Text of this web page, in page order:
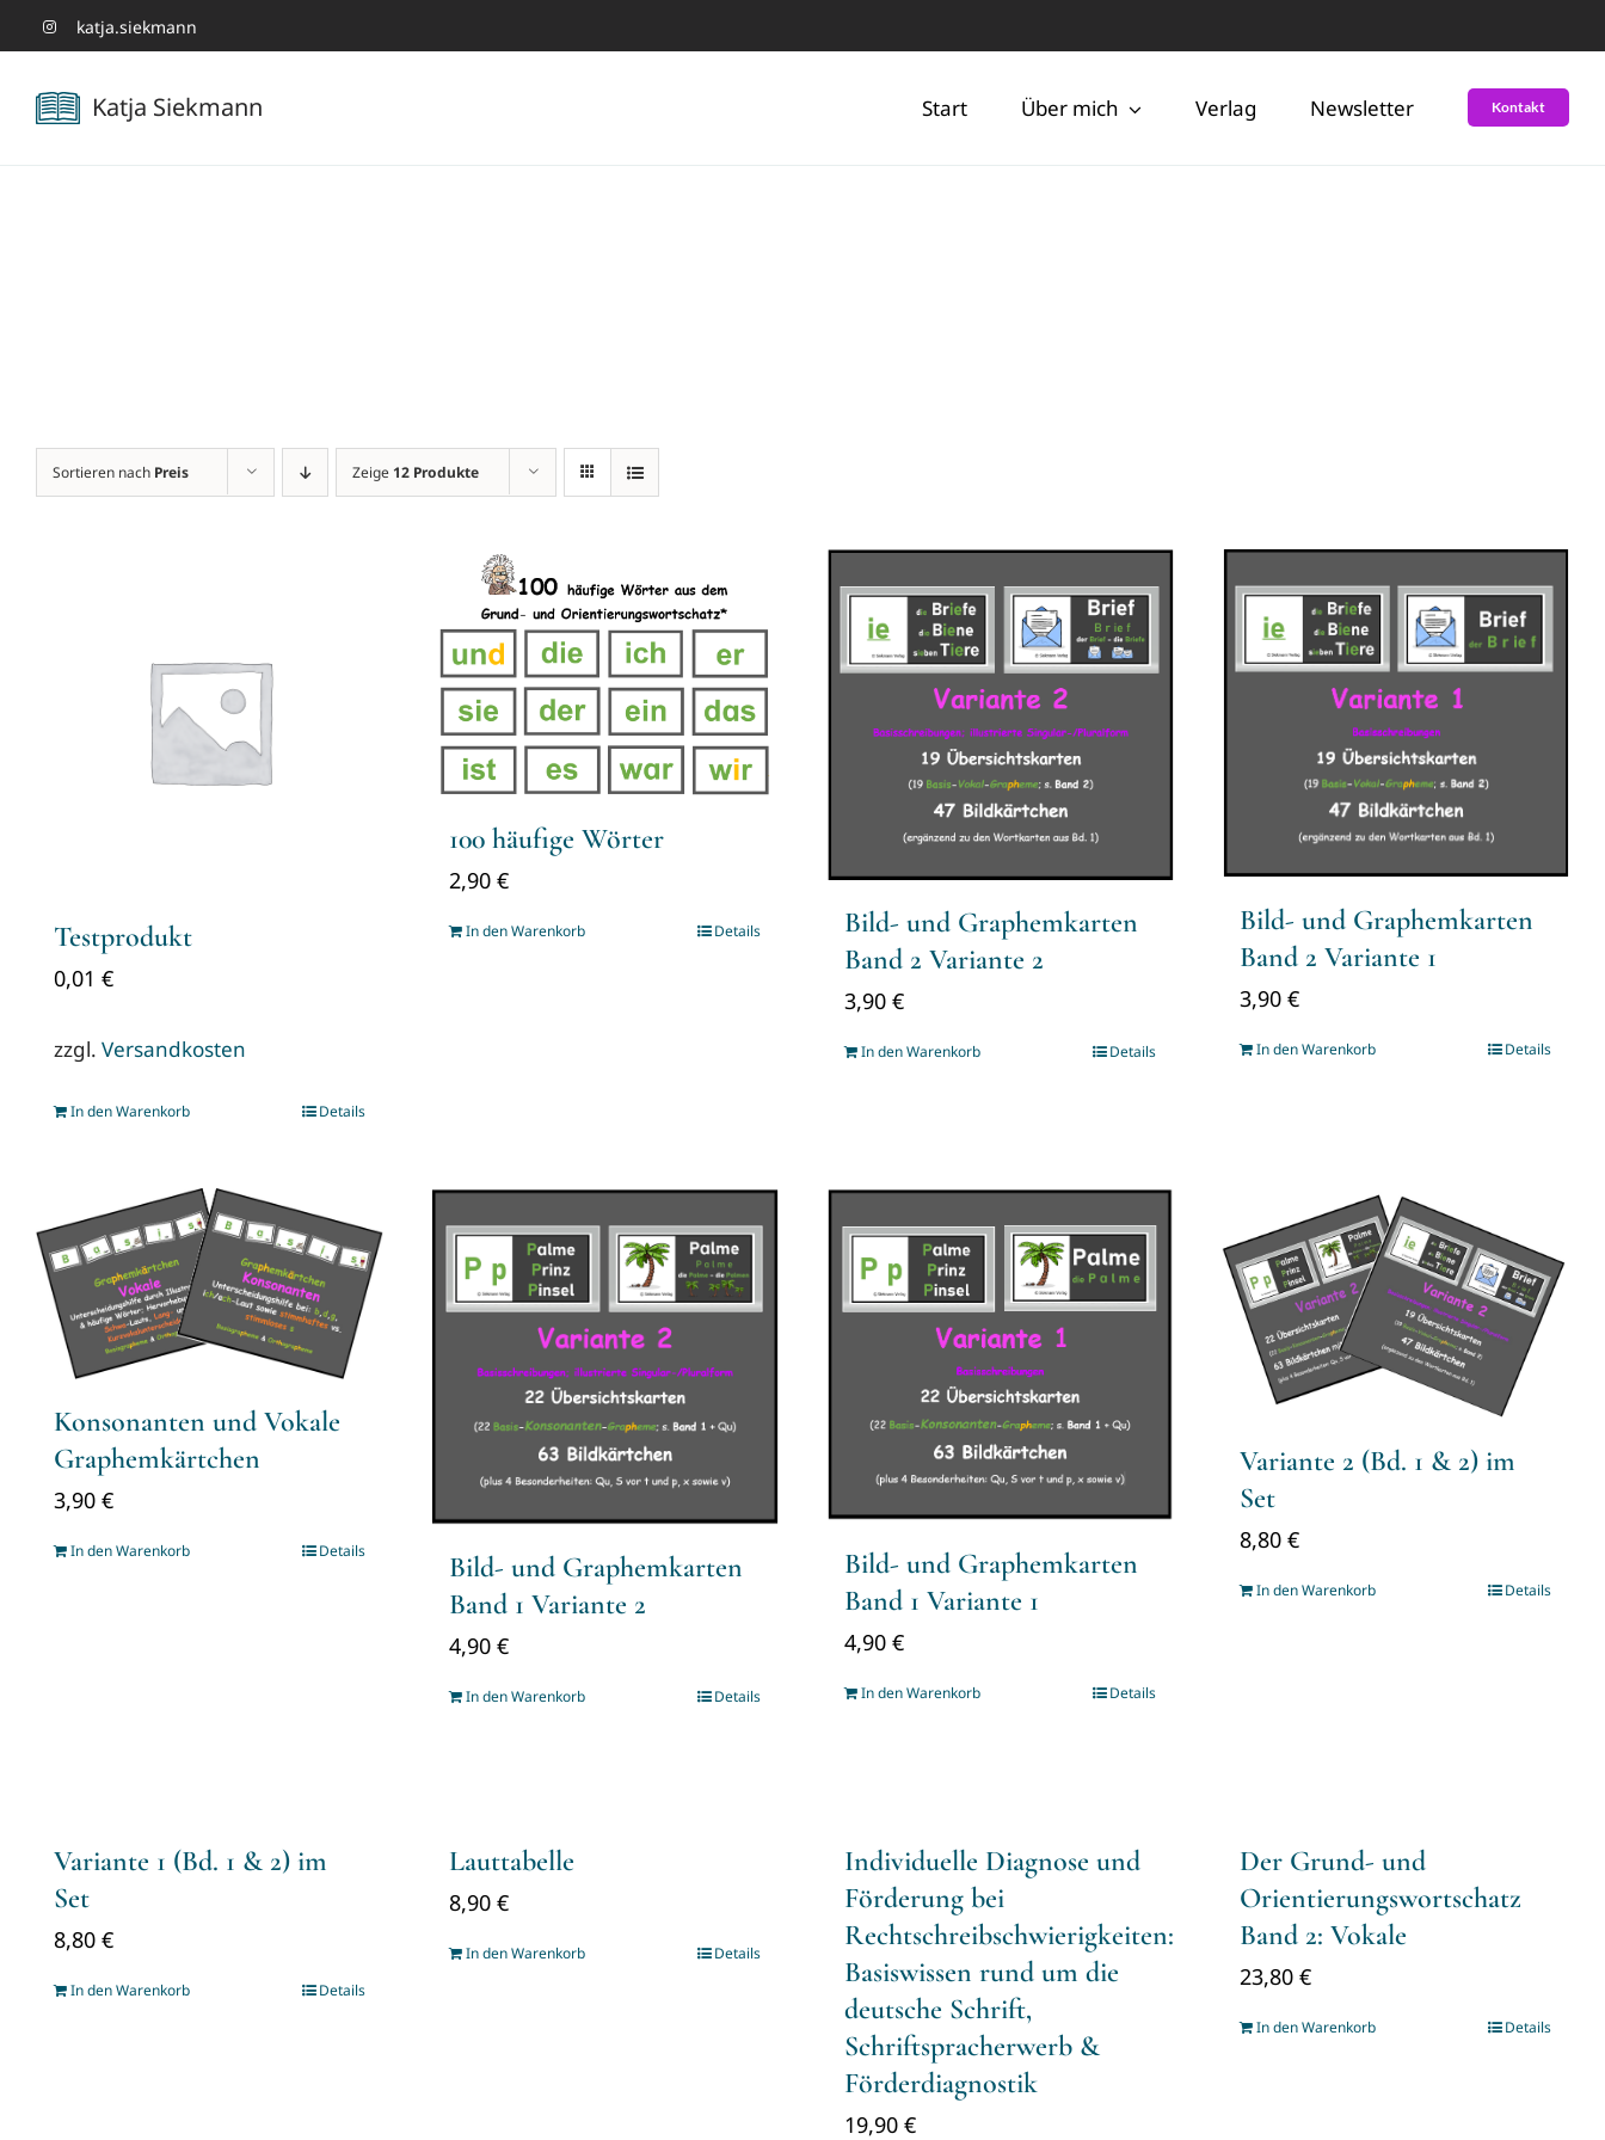
Zum
springen
katja.siekmann
Katja Siekmann Start Über mich Verlag Newsletter Kontakt
Sortieren nach Preis Zeige 12 Produkte
Testprodukt
0,01 €
zzgl. Versandkosten
In den Warenkorb Details
100 häufige Wörter
2,90 €
In den Warenkorb Details
Bild- und Graphemkarten
Band 2 Variante 2
3,90 €
In den Warenkorb Details
Bild- und Graphemkarten
Band 2 Variante 1
3,90 €
In den Warenkorb Details
Konsonanten und Vokale
Graphemkärtchen
3,90 €
In den Warenkorb Details
Bild- und Graphemkarten
Band 1 Variante 2
4,90 €
In den Warenkorb Details
Bild- und Graphemkarten
Band 1 Variante 1
4,90 €
In den Warenkorb Details
Variante 2 (Bd. 1 & 2) im
Set
8,80 €
In den Warenkorb Details
Variante 1 (Bd. 1 & 2) im
Set
8,80 €
In den Warenkorb Details
Lauttabelle
8,90 €
In den Warenkorb Details
Individuelle Diagnose und
Förderung bei
Rechtschreibschwierigkeiten:
Basiswissen rund um die
deutsche Schrift,
Schriftspracherwerb &
Förderdiagnostik
19,90 €
Der Grund- und
Orientierungswortschatz
Band 2: Vokale
23,80 €
In den Warenkorb Details